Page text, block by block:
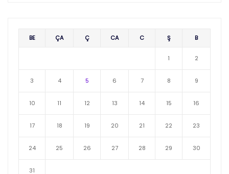
BE ÇA Ç CA C Ş B
1 2
3 4 5 6 7 8 9
10 11 12 13 14 15 16
17 18 19 20 21 22 23
24 25 26 27 28 29 30
31